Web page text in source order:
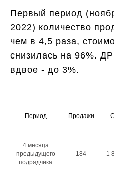
Первый период
2022) количество
чем в 4,5 раза,
снизилась на 96%.
вдвое - до 3%.
Период Продажи
4 месяца
предыдущего
подрядчика
184 1